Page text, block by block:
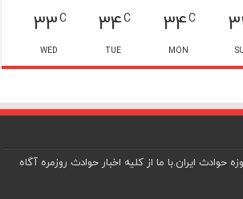
34C
MON
34C
TUE
33C
WED
حوادث ایران.با ما از کلیه اخبار حوادث روزمره آگاه